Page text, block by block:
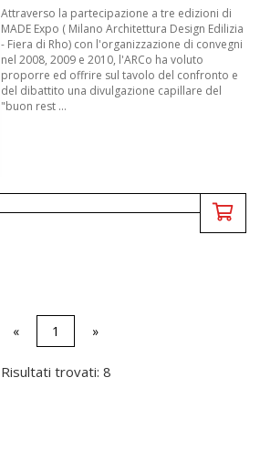
Attraverso la partecipazione a tre edizioni di
MADE Expo ( Milano Architettura Design Edilizia
- Fiera di Rho) con l'organizzazione di convegni
nel 2008, 2009 e 2010, l'ARCo ha voluto
proporre ed offrire sul tavolo del confronto e
del dibattito una divulgazione capillare del
"buon rest ...
« 1 »
Risultati trovati: 8